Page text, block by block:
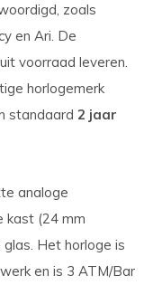
zoals
en Ari. De
voorraad leveren.
horlogemerk
standaard 2 jaar
analoge
kast (24 mm
Het horloge is
en is 3 ATM/Bar